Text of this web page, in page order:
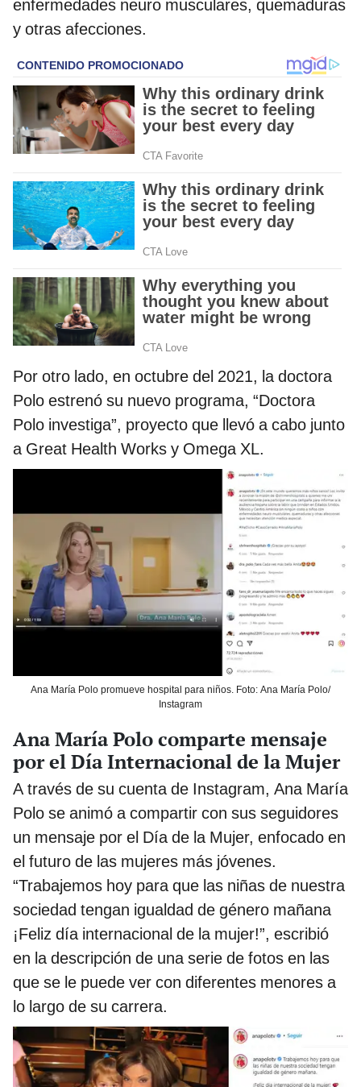
enfermedades neuro musculares, quemaduras
y otras afecciones.
Por otro lado, en octubre del 2021, la doctora
Polo estrenó su nuevo programa, “Doctora
Polo investiga”, proyecto que llevó a cabo junto
a Great Health Works y Omega XL.
Ana María Polo promueve hospital para niños. Foto: Ana María Polo/
Instagram
Ana María Polo comparte mensaje
por el Día Internacional de la Mujer
A través de su cuenta de Instagram, Ana María
Polo se animó a compartir con sus seguidores
un mensaje por el Día de la Mujer, enfocado en
el futuro de las mujeres más jóvenes.
“Trabajemos hoy para que las niñas de nuestra
sociedad tengan igualdad de género mañana
¡Feliz día internacional de la mujer!”, escribió
en la descripción de una serie de fotos en las
que se le puede ver con diferentes menores a
lo largo de su carrera.